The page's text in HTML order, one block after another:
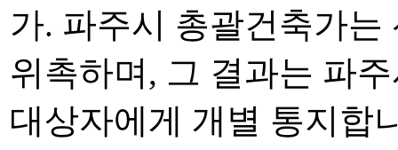
가. 파주시 총괄건축가는
위촉하며, 그 결과는 파
대상자에게 개별 통지합